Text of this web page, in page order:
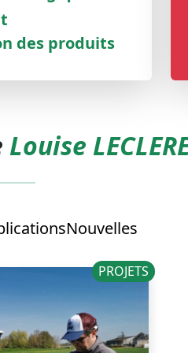
des produits
Louise
Nouvelles
PROJETS